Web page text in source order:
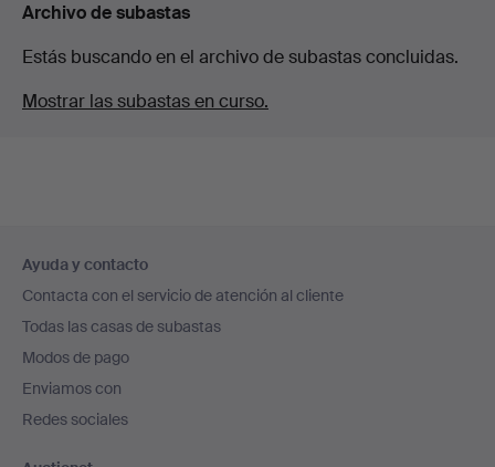
Archivo de subastas
Estás buscando en el archivo de subastas concluidas.
Mostrar las subastas en curso.
en
el
pie
de
página
Ayuda y contacto
Contacta con el servicio de atención al cliente
Todas las casas de subastas
Modos de pago
Enviamos con
Redes sociales